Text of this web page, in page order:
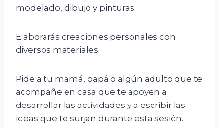
modelado, dibujo y pinturas.
Elaborarás creaciones personales con
diversos materiales.
Pide a tu mamá, papá o algún adulto que te
acompañe en casa que te apoyen a
desarrollar las actividades y a escribir las
ideas que te surjan durante esta sesión.